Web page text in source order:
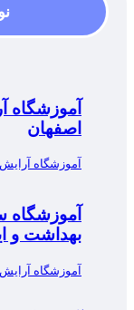
آموزشگاه
اصفهان
آموزشگاه
آموزشگاه
بهداشت و
آموزشگاه